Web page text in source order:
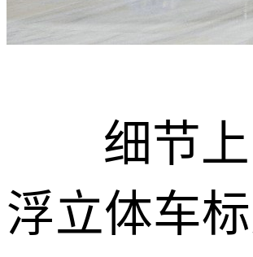
细节
浮立体车